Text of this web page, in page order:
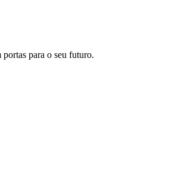
para o seu futuro.